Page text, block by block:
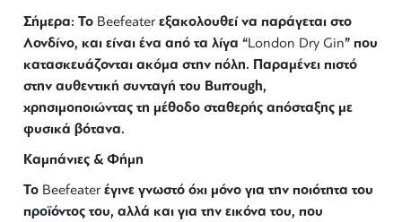
Σήμερα: Το Beefeaterεξακολουθεί να παράγεται στο
Λονδίνο, και είναι ένα από τα λίγα “London Dry Gin” που
κατασκευάζονται ακόμα στην πόλη. Παραμένει πιστό
στην αυθεντική συνταγή του Burrough,
χρησιμοποιώντας τη μέθοδο σταθερής απόσταξης με
φυσικά βότανα.
Καμπάνιες & Φήμη
Το Beefeaterέγινε γνωστό όχι μόνο για την ποιότητα του
προϊόντος του, αλλά και για την εικόνα του, που